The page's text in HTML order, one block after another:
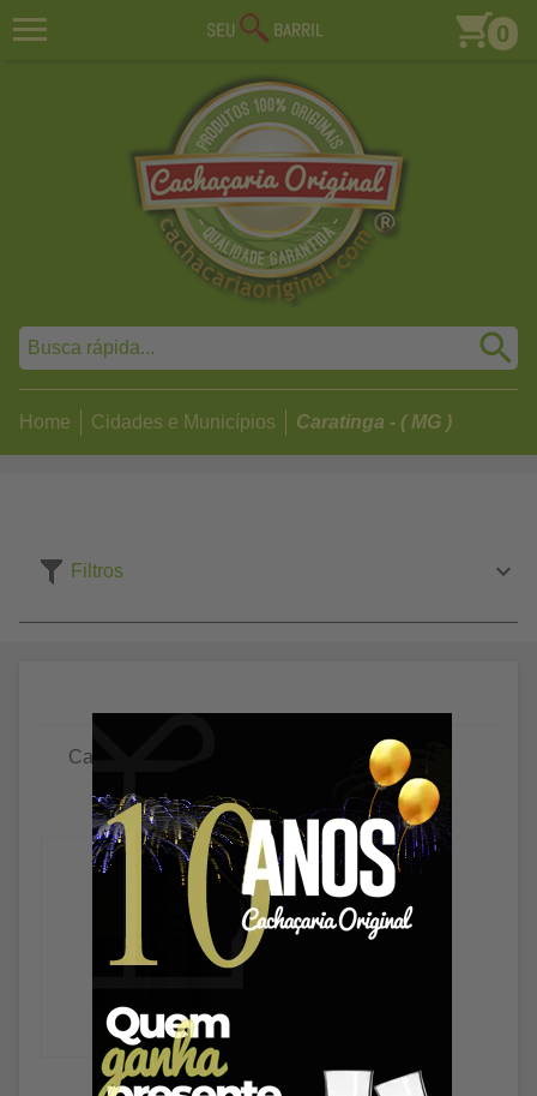
0
Home Cidades e Municípios Caratinga - ( MG )
Filtros
Cachaça Caratinga